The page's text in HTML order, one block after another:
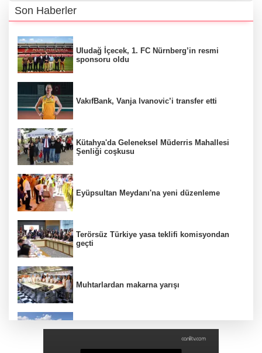
Son Haberler
Uludağ İçecek, 1. FC Nürnberg’in resmi
sponsoru oldu
VakıfBank, Vanja Ivanovic’i transfer etti
Kütahya'da Geleneksel Müderris Mahallesi
Şenliği coşkusu
Eyüpsultan Meydanı'na yeni düzenleme
Terörsüz Türkiye yasa teklifi komisyondan
geçti
Muhtarlardan makarna yarışı
Siyasetçilere taş çıkartan Vali